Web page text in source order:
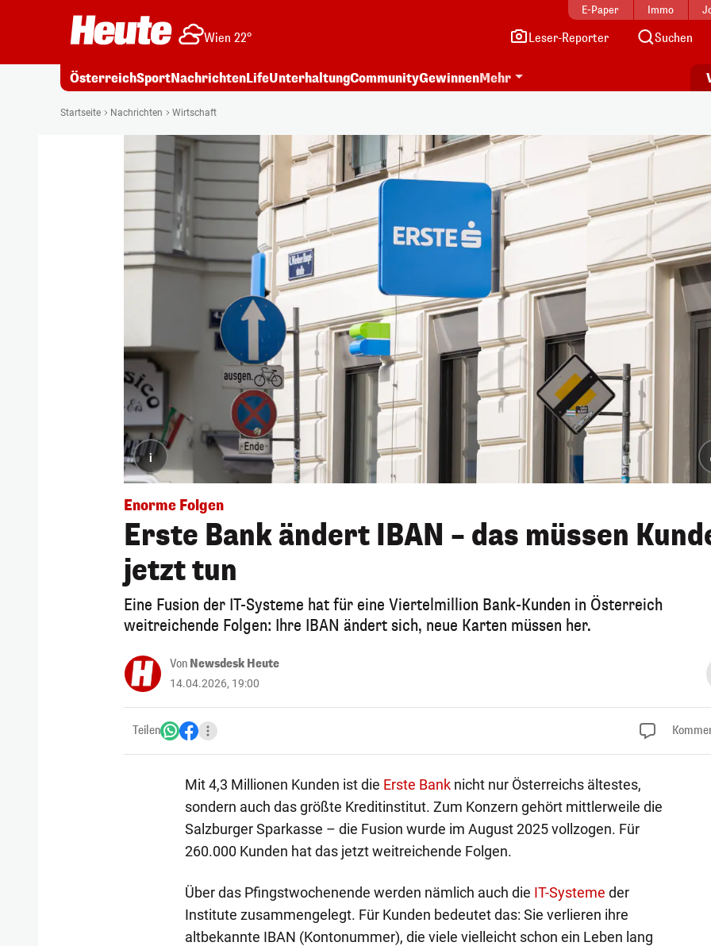
E-Paper Immo
Wien 22° Leser-Reporter Suchen
ÖsterreichSportNachrichtenLifeUnterhaltungCommunityGewinnenMehr
Startseite Nachrichten Wirtschaft
i
Enorme Folgen
Erste Bank ändert IBAN – das müssen
jetzt tun
Eine Fusion der IT-Systeme hat für eine Viertelmillion Bank-Kunden in Österreich
weitreichende Folgen: Ihre IBAN ändert sich, neue Karten müssen her.
Von Newsdesk Heute
14.04.2026, 19:00
Teilen
Mit 4,3 Millionen Kunden ist die Erste Banknicht nur Österreichs ältestes,
sondern auch das größte Kreditinstitut. Zum Konzern gehört mittlerweile die
Salzburger Sparkasse – die Fusion wurde im August 2025 vollzogen. Für
260.000 Kunden hat das jetzt weitreichende Folgen.
Über das Pfingstwochenende werden nämlich auch die IT-Systeme der
Institute zusammengelegt. Für Kunden bedeutet das: Sie verlieren ihre
altbekannte IBAN (Kontonummer), die viele vielleicht schon ein Leben lang